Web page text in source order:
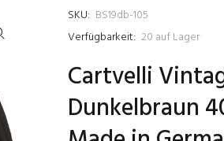
SKU: BS19db-105
Verfügbarkeit: 20 auf Lager
Cartvelli
Dunkelbraun